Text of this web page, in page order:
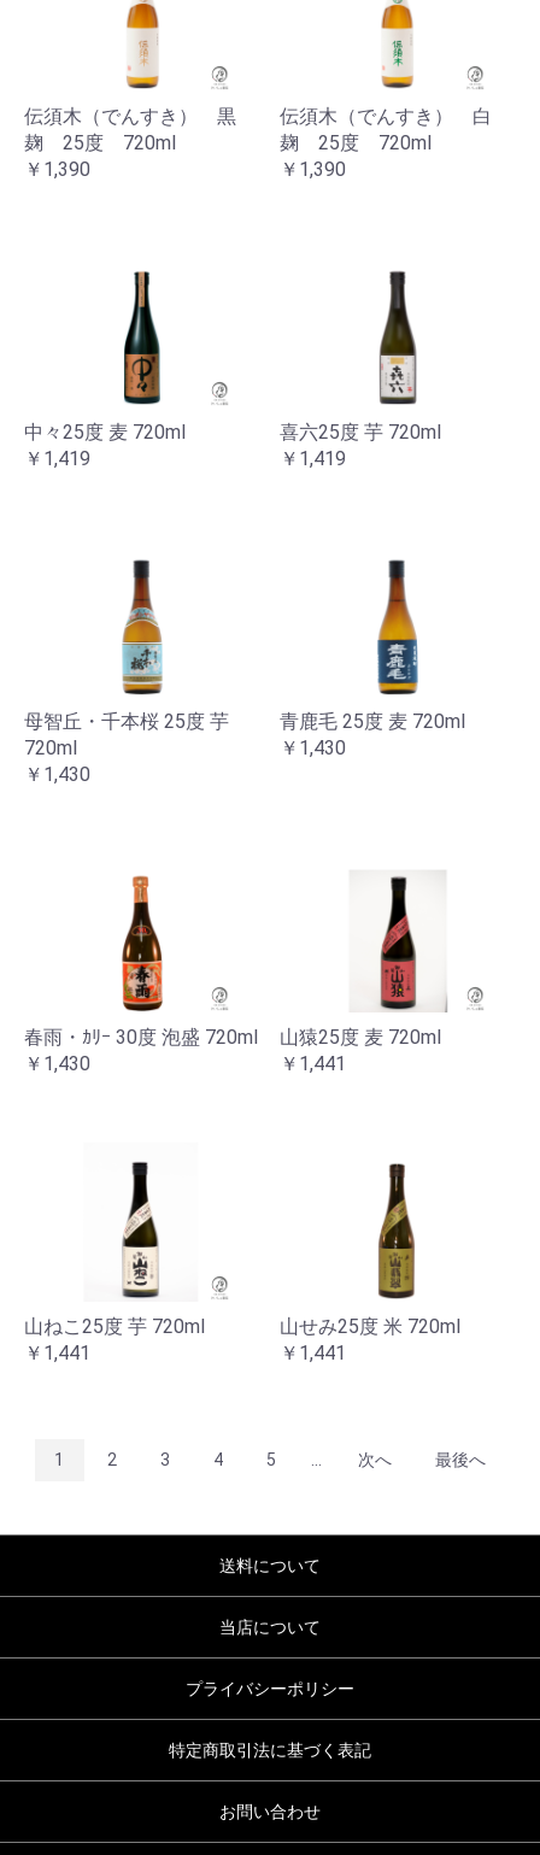
伝須木（でんすき） 黒
麹 25度 720ml
￥1,390
伝須木（でんすき） 白
麹 25度 720ml
￥1,390
中々25度 麦 720ml
￥1,419
喜六25度 芋 720ml
￥1,419
母智丘・千本桜 25度 芋
720ml
￥1,430
青鹿毛 25度 麦 720ml
￥1,430
春雨・ｶﾘｰ 30度 泡盛 720ml
￥1,430
山猿25度 麦 720ml
￥1,441
山ねこ25度 芋 720ml
￥1,441
山せみ25度 米 720ml
￥1,441
お買い物を続ける カートへ進む
1 2 3 4 5 次へ 最後へ
送料について
当店について
プライバシーポリシー
特定商取引法に基づく表記
お問い合わせ